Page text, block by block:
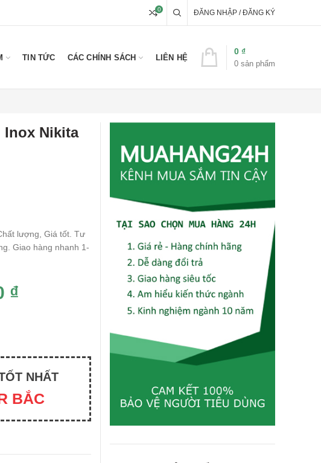
0 ĐĂNG NHẬP / ĐĂNG KÝ
TIN TỨC CÁC CHÍNH SÁCH LIÊN HỆ
0 sản phẩm
0 ₫
Inox Nikita
lượng, Giá tốt. Tư
Giao hàng nhanh 1-
₫
NHẤT
BẮC